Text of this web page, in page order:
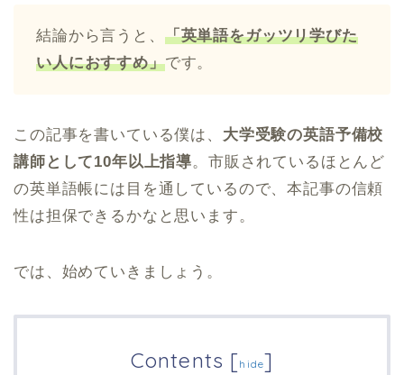
結論から言うと、 「英単語をガッツリ学びた
い人におすすめ」です。
この記事を書いている僕は、 大学受験の英語予備校
講師として10年以上指導。市販されているほとんど
の英単語帳には目を通しているので、本記事の信頼
性は担保できるかなと思います。
では、始めていきましょう。
Contents [hide]